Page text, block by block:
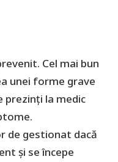
Cel mai bun
unei forme grave
prezinți la medic
de gestionat dacă
și se începe